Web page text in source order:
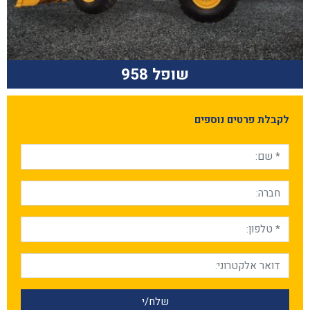
שופל 958
לקבלת פרטים נוספים
* שם :
חברה :
* טלפון :
דואר אלקטרוני :
שלח/י